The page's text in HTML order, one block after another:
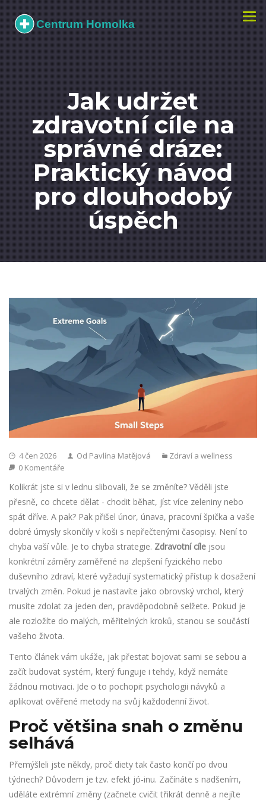
Jak udržet
zdravotní cíle na
správné dráze:
Praktický návod
pro dlouhodobý
úspěch
4 čen 2026 Od Pavlína Matějová
Zdraví a wellness
0 Komentáře
Kolikrát jste si v lednu slibovali, že se změníte? Věděli jste
přesně, co chcete dělat - chodit běhat, jíst více zeleniny nebo
spát dříve. A pak? Pak přišel únor, únava, pracovní špička a vaše
dobré úmysly skončily v koši s nepřečtenými časopisy. Není to
chyba vaší vůle. Je to chyba strategie. Zdravotní cíle jsou
konkrétní záměry zaměřené na zlepšení fyzického nebo
duševního zdraví, které vyžadují systematický přístup k dosažení
trvalých změn. Pokud je nastavíte jako obrovský vrchol, který
musíte zdolat za jeden den, pravděpodobně selžete. Pokud je
ale rozložíte do malých, měřitelných kroků, stanou se součástí
vašeho života.
Tento článek vám ukáže, jak přestat bojovat sami se sebou a
začít budovat systém, který funguje i tehdy, když nemáte
žádnou motivaci. Jde o to pochopit psychologii návyků a
aplikovat ověřené metody na svůj každodenní život.
Proč většina snah o změnu
selhává
Přemýšleli jste někdy, proč diety tak často končí po dvou
týdnech? Důvodem je tzv. efekt jó-inu. Začínáte s nadšením,
uděláte extrémní změny (začnete cvičit třikrát denně a nejíte